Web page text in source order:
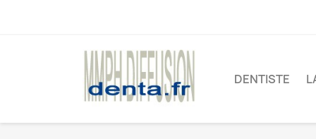
DENTISTE